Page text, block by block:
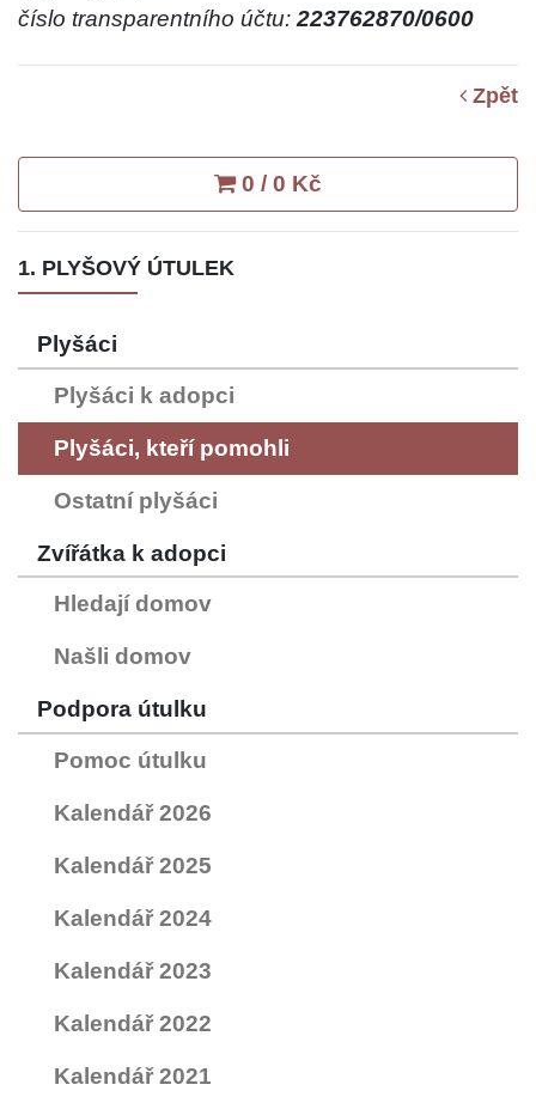
číslo transparentního účtu:223762870/0600
Zpět
0 / 0 Kč
1. PLYŠOVÝ ÚTULEK
Plyšáci
Plyšáci k adopci
Plyšáci, kteří pomohli
Ostatní plyšáci
Zvířátka k adopci
Hledají domov
Našli domov
Podpora útulku
Pomoc útulku
Kalendář 2026
Kalendář 2025
Kalendář 2024
Kalendář 2023
Kalendář 2022
Kalendář 2021